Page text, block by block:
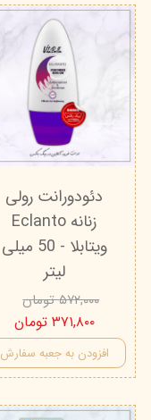
دئودورانت رولی
زنانه Eclanto
ویتابلا - 50 میلی
لیتر
۵۷۲,۰۰۰ تومان
۳۷۱,۸۰۰ تومان
افزودن به جعبه سفارش